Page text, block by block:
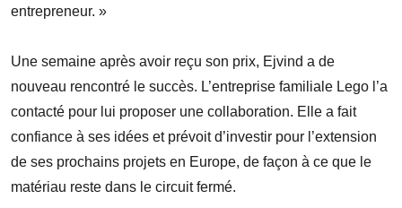
entrepreneur. »
Une semaine après avoir reçu son prix, Ejvind a de
nouveau rencontré le succès. L’entreprise familiale Lego l’a
contacté pour lui proposer une collaboration. Elle a fait
confiance à ses idées et prévoit d’investir pour l’extension
de ses prochains projets en Europe, de façon à ce que le
matériau reste dans le circuit fermé.